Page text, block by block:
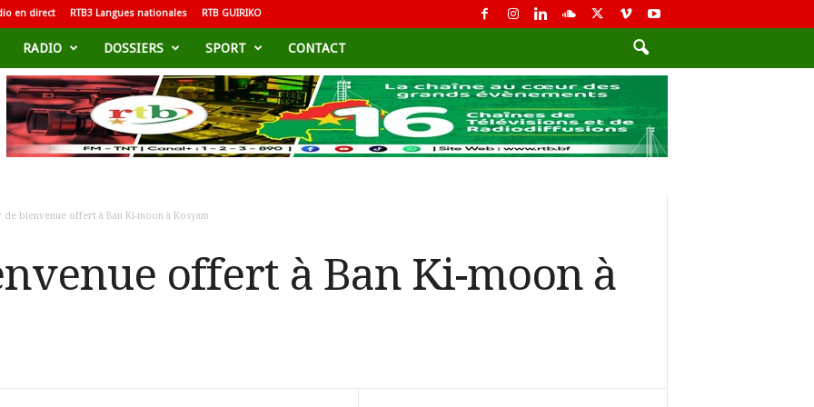
en direct RTB3 Langues nationales RTB GUIRIKO
RADIO DOSSIERS SPORT CONTACT
de bienvenue offert à Ban Ki-moon à Kosyam
offert à Ban Ki-moon à